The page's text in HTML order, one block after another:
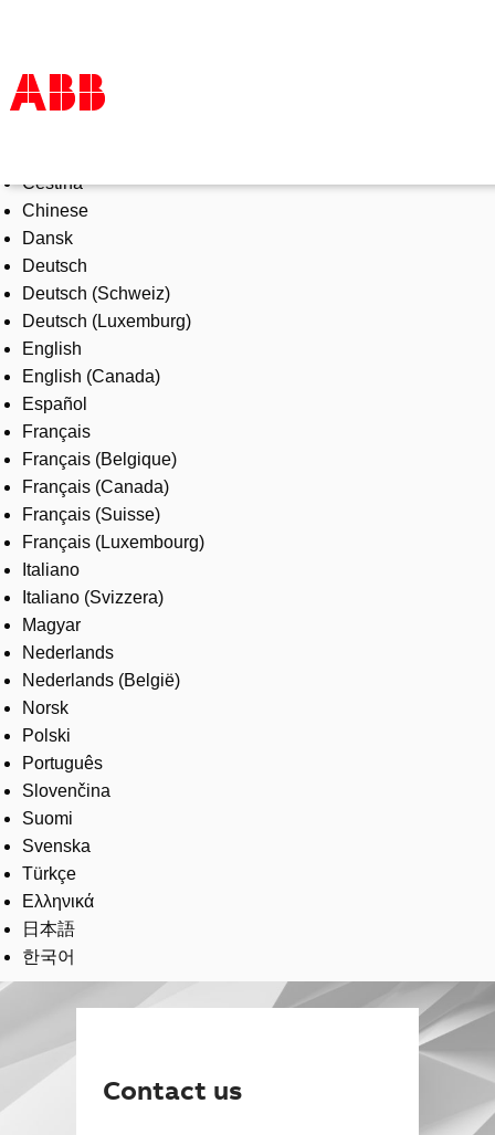
Products & Solutions
Industries
Services
About us
Where to buy
Contact us
Careers
Čeština
Chinese
Dansk
Deutsch
Deutsch (Schweiz)
Deutsch (Luxemburg)
English
English (Canada)
Español
Français
Français (Belgique)
Français (Canada)
Français (Suisse)
Français (Luxembourg)
Italiano
Italiano (Svizzera)
Magyar
Nederlands
Nederlands (België)
Norsk
Polski
Português
Slovenčina
Suomi
Svenska
Türkçe
Ελληνικά
日本語
한국어
Contact us